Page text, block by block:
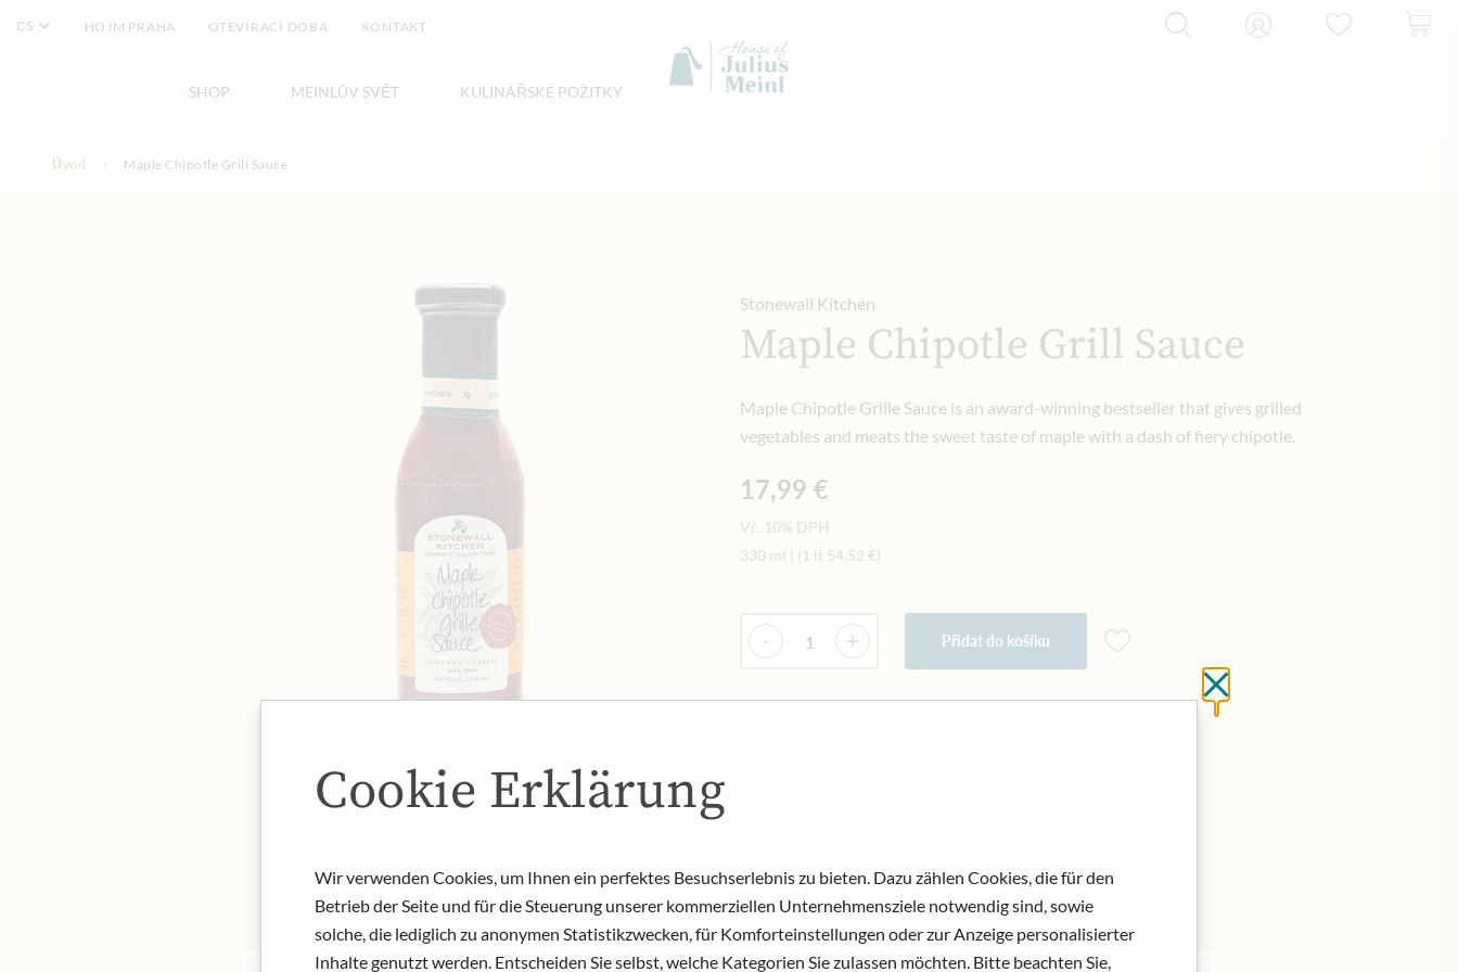
CS HOJM PRAHA OTEVÍRACÍ DOBA KONTAKT
SHOP MEINLŮV SVĚT KULINÁŘSKÉ POŽITKY
Přejít na obsah
Úvod Maple Chipotle Grill Sauce
Stonewall Kitchen
Maple Chipotle Grill Sauce
Maple Chipotle Grille Sauce is an award-winning bestseller that gives grilled
vegetables and meats the sweet taste of maple with a dash of fiery chipotle.
17,99 €
Vč. 10% DPH
330 ml
(1 lt 54,52 €)
Množství
- + Přidat do košíku
Close without saving
Cookie Erklärung
Wir verwenden Cookies, um Ihnen ein perfektes Besuchserlebnis zu bieten. Dazu zählen Cookies, die für den
Betrieb der Seite und für die Steuerung unserer kommerziellen Unternehmensziele notwendig sind, sowie
solche, die lediglich zu anonymen Statistikzwecken, für Komforteinstellungen oder zur Anzeige personalisierter
Inhalte genutzt werden. Entscheiden Sie selbst, welche Kategorien Sie zulassen möchten. Bitte beachten Sie,